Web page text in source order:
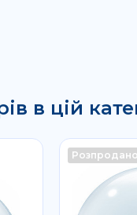
в цій
Розпродано